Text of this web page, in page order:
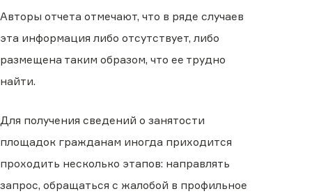
Авторы отчета отмечают, что в ряде случаев
эта информация либо отсутствует, либо
размещена таким образом, что ее трудно
найти.
Для получения сведений о занятости
площадок гражданам иногда приходится
проходить несколько этапов: направлять
запрос, обращаться с жалобой в профильное